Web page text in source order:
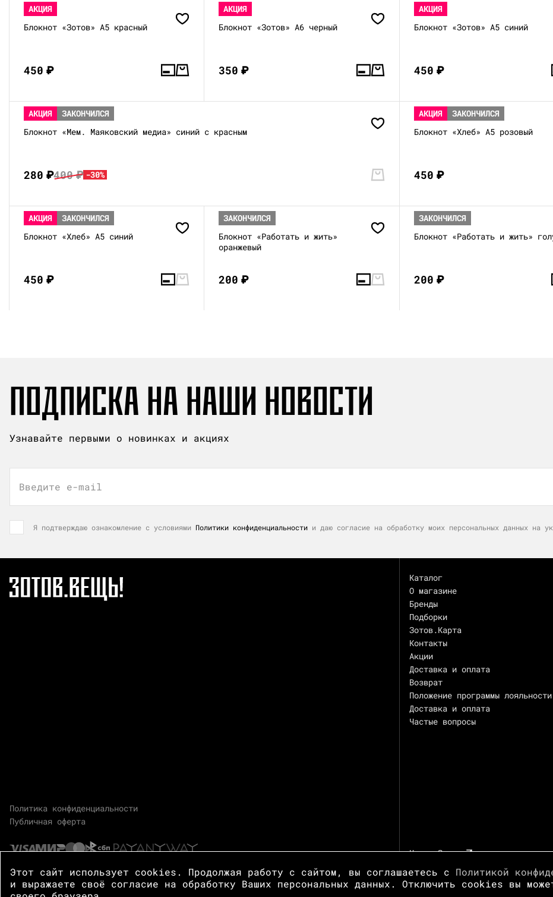
АКЦИЯ
Блокнот «Зотов» А5 красный
450₽
АКЦИЯ
Блокнот «Зотов» А6 черный
350₽
АКЦИЯ
Блокнот «Зотов» А5 синий
450₽
АКЦИЯ
ЗАКОНЧИЛСЯ
Блокнот «Мем. Маяковский медиа» синий с красным
280₽400₽ -30%
АКЦИЯ
ЗАКОНЧИЛСЯ
Блокнот «Хлеб» А5 розовый
450₽
АКЦИЯ
ЗАКОНЧИЛСЯ
Блокнот «Хлеб» А5 синий
450₽
ЗАКОНЧИЛСЯ
Блокнот «Работать и жить»
оранжевый
200₽
ЗАКОНЧИЛСЯ
Блокнот «Работать и жить»
200₽
ПОДПИСКА НА НАШИ НОВОСТИ
Узнавайте первыми о новинках и акциях
Введите e-mail
Я подтверждаю ознакомление с условиями Политики конфиденциальности и даю согласие на обработку моих персональных данных на
Политика конфиденциальности
Публичная оферта
Каталог
О магазине
Бренды
Подборки
Зотов.Карта
Контакты
Акции
Доставка и оплата
Возврат
Положение программы лояльности
Доставка и оплата
Частые вопросы
Центр Зотов
Этот сайт использует cookies. Продолжая работу с сайтом, вы соглашаетесь с Политикой
и выражаете своё согласие на обработку Ваших персональных данных. Отключить cookies вы